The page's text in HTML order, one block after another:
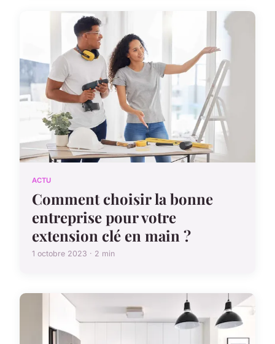
ACTU
Comment choisir la bonne
entreprise pour votre
extension clé en main ?
1 octobre 2023 · 2 min